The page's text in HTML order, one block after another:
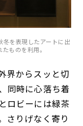
冬を表現したアートに出
ものを利用。
界からスッと切
同時に心落ち着
ロビーには緑茶
さりげなく寄り